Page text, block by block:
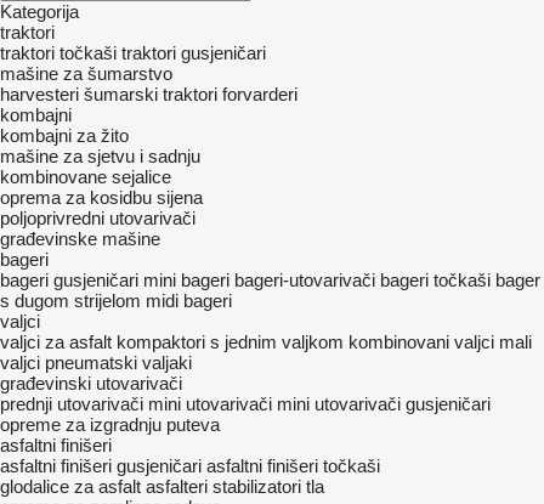
Kategorija
traktori
traktori točkaši traktori gusjeničari
mašine za šumarstvo
harvesteri šumarski traktori forvarderi
kombajni
kombajni za žito
mašine za sjetvu i sadnju
kombinovane sejalice
oprema za kosidbu sijena
poljoprivredni utovarivači
građevinske mašine
bageri
bageri gusjeničari mini bageri bageri-utovarivači bageri točkaši bager
s dugom strijelom midi bageri
valjci
valjci za asfalt kompaktori s jednim valjkom kombinovani valjci mali
valjci pneumatski valjaki
građevinski utovarivači
prednji utovarivači mini utovarivači mini utovarivači gusjeničari
opreme za izgradnju puteva
asfaltni finišeri
asfaltni finišeri gusjeničari asfaltni finišeri točkaši
glodalice za asfalt asfalteri stabilizatori tla